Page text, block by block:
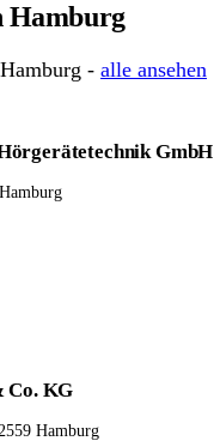
Hamburg
- alle ansehen
GmbH
Co. KG
Hamburg